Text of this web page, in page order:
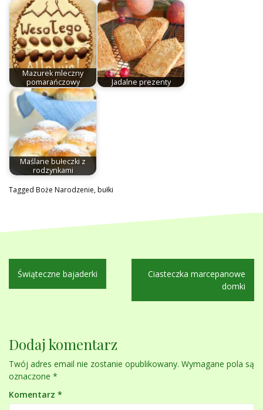
Mazurek mleczny
pomarańczowy
Jadalne prezenty
Maślane bułeczki z
rodzynkami
Tagged Boże Narodzenie,bułki
Nawigacja
wpisu
Świąteczne bajaderki
Ciasteczka marcepanowe
domki
Dodaj komentarz
Twój adres email nie zostanie opublikowany. Wymagane pola są
oznaczone *
Komentarz *